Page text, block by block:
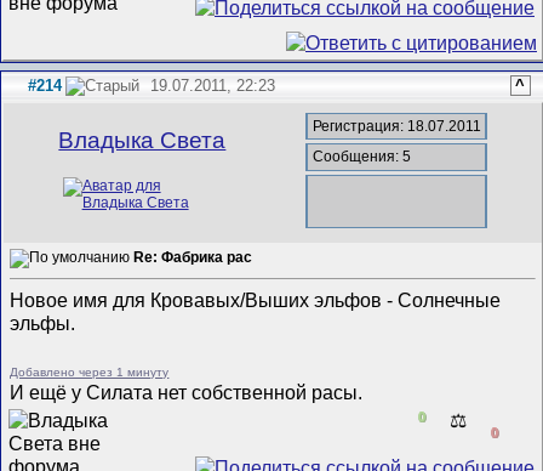
#214 19.07.2011, 22:23 ^
Владыка Света
Регистрация: 18.07.2011
Сообщения: 5
Re: Фабрика рас
Новое имя для Кровавых/Выших эльфов - Солнечные
эльфы.
Добавлено через 1 минуту
И ещё у Силата нет собственной расы.
0 ⚖️
0